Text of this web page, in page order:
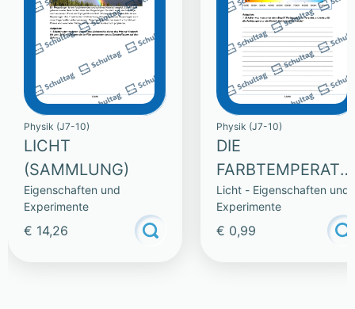
Physik (J7-10)
LICHT
(SAMMLUNG)
Eigenschaften und
Experimente
€ 14,26
Physik (J7-10)
DIE
FARBTEMPERATU
R
Licht - Eigenschaften und
Experimente
€ 0,99